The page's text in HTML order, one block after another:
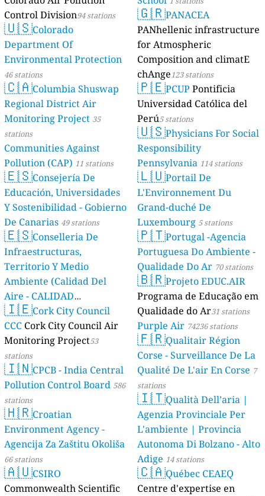
Control Division94 stations
🇺🇸Colorado
Department Of
Environmental Protection
46 stations
🇨🇦Columbia Shuswap
Regional District Air
Monitoring Project 35
stations
Communities Against
Pollution (CAP) 11 stations
🇪🇸Consejería De
Educación, Universidades
Y Sostenibilidad - Gobierno
De Canarias 49 stations
🇪🇸Conselleria De
Infraestructuras,
Territorio Y Medio
Ambiente (Calidad Del
Aire - CALIDAD
AMBIENTAL) 23 stations
🇮🇪Cork City Council
CCC Cork City Council Air
Monitoring Project53
stations
🇮🇳CPCB - India Central
Pollution Control Board 586
stations
🇭🇷Croatian
Environment Agency -
Agencija Za Zaštitu Okoliša
66 stations
🇦🇺CSIRO
Commonwealth Scientific
🇬🇷PANACEA
PANhellenic infrastructure
for Atmospheric
Composition and climatE
chAnge123 stations
🇵🇪PCUP Pontificia
Universidad Católica del
Perú5 stations
🇺🇸Physicians For Social
Responsibility
Pennsylvania 114 stations
🇱🇺Portail De
L'Environnement Du
Grand-duché De
Luxembourg 5 stations
🇵🇹Portugal -Agencia
Portuguesa Do Ambiente -
Qualidade Do Ar 70 stations
🇧🇷Projeto EDUC.AIR
Programa de Educação em
Qualidade do Ar31 stations
Purple Air 74236 stations
🇫🇷Qualitair Région
Corse - Surveillance De La
Qualité De L'air En Corse 7
stations
🇮🇹Qualità Dell’aria |
Agenzia Provinciale Per
L'ambiente | Provincia
Autonoma Di Bolzano - Alto
Adige 14 stations
🇨🇦Québec CEAEQ
Centre d'expertise en